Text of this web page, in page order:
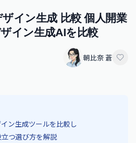
イン生成 比較 個人開業
イン生成AIを比較
朝比奈 蒼
ン生成ツールを比較し
つ選び方を解説